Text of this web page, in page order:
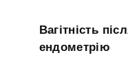
Вагітність
ендометрію